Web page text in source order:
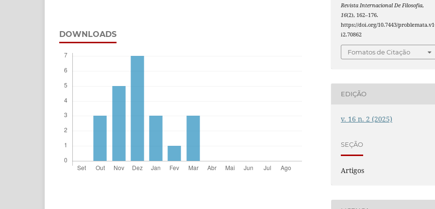
DOWNLOADS
Revista Internacional De Filosofia,
16(2), 162–176.
https://doi.org/10.7443/
i2.70862
Fomatos de Citação
EDIÇÃO
v. 16 n. 2 (2025)
SEÇÃO
Artigos